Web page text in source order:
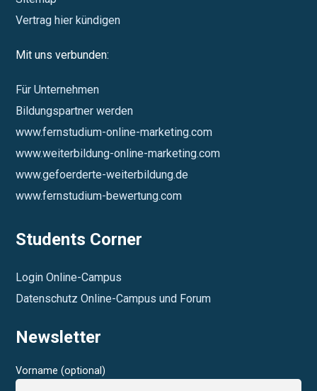
Vertrag hier kündigen
Mit uns verbunden:
Für Unternehmen
Bildungspartner werden
www.fernstudium-online-marketing.com
www.weiterbildung-online-marketing.com
www.gefoerderte-weiterbildung.de
www.fernstudium-bewertung.com
Students Corner
Login Online-Campus
Datenschutz Online-Campus und Forum
Newsletter
Vorname (optional)